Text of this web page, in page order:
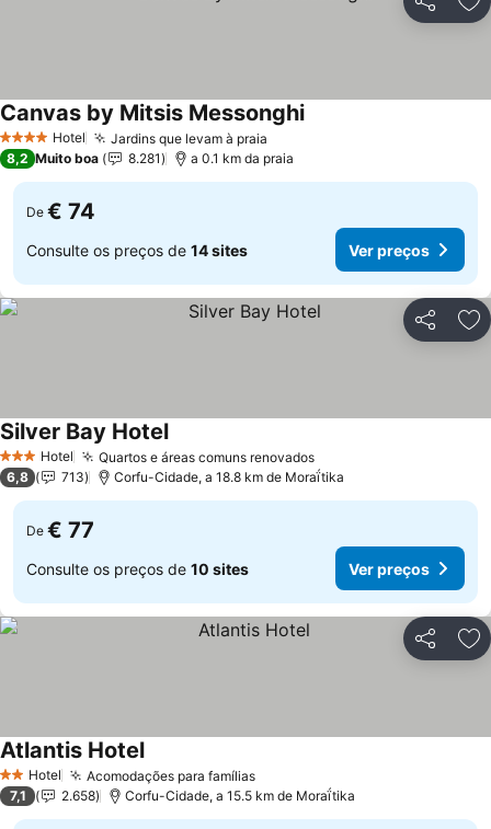
Partilhar
4 EstrelasHotel Jardins que levam à praia
Canvas by Mitsis MessonghiVer preços
8,2 Muito boa 8.281 a 0.1 km da praia
De € 74
Consulte os preços de 14 sites Ver preços
Partilhar
3 EstrelasHotel Quartos e áreas comuns renovadosVer preços
Silver Bay HotelVer preços
6,8 713 Corfu-Cidade, a 18.8 km de Moraḯtika
De € 77
Consulte os preços de 10 sites Ver preços
Partilhar
2 Estrelas
Hotel Acomodações para famíliasVer preços
Atlantis HotelVer preços
7,1 2.658 Corfu-Cidade, a 15.5 km de Moraḯtika